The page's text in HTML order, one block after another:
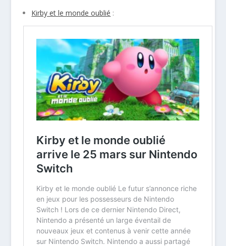
Kirby et le monde oublié :